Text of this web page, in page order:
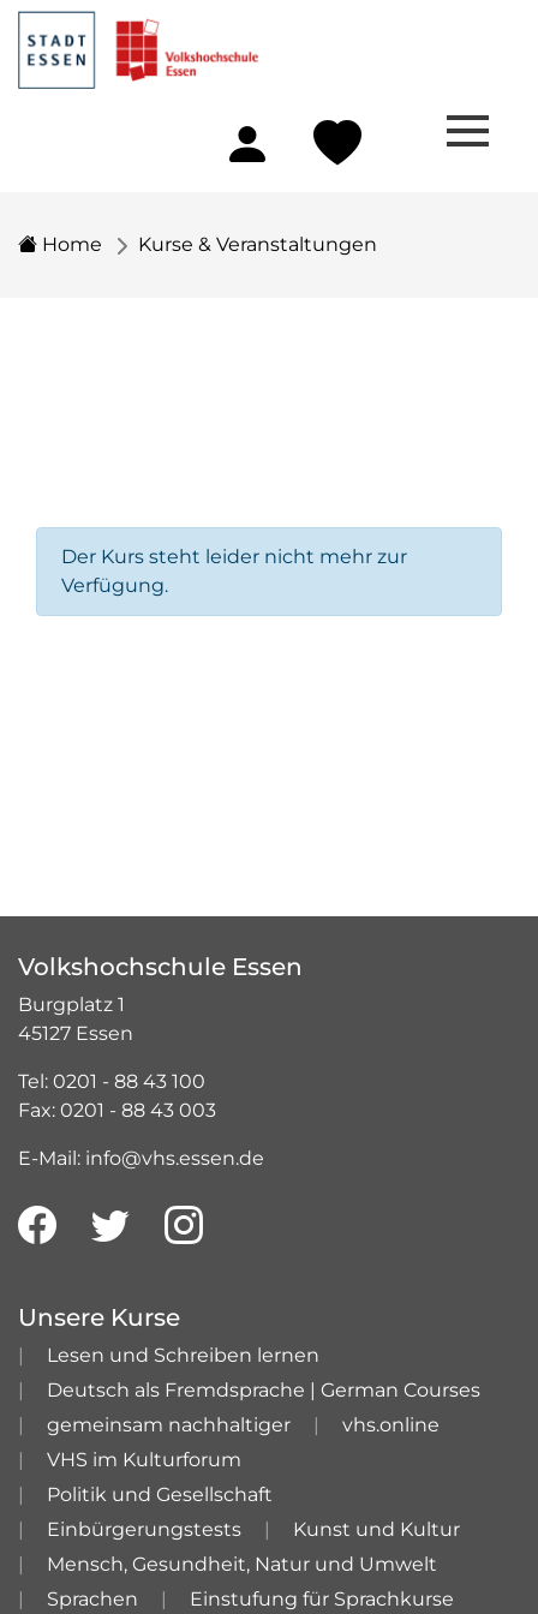
Home Kurse & Veranstaltungen
Der Kurs steht leider nicht mehr zur
Verfügung.
Volkshochschule Essen
Burgplatz 1
45127 Essen
Tel: 0201 - 88 43 100
Fax: 0201 - 88 43 003
E-Mail: info@vhs.essen.de
Unsere Kurse
Lesen und Schreiben lernen
Deutsch als Fremdsprache | German Courses
gemeinsam nachhaltiger
vhs.online
VHS im Kulturforum
Politik und Gesellschaft
Einbürgerungstests
Kunst und Kultur
Mensch, Gesundheit, Natur und Umwelt
Sprachen
Einstufung für Sprachkurse